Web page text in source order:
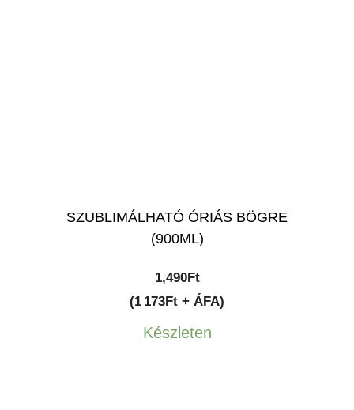
SZUBLIMÁLHATÓ ÓRIÁS BÖGRE
(900ML)
1,490Ft
(1 173Ft + ÁFA)
Készleten